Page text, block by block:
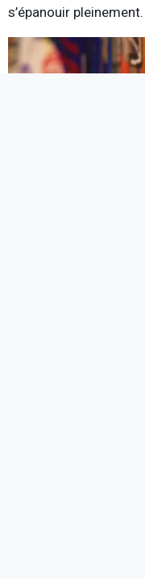
s’épanouir pleinement.